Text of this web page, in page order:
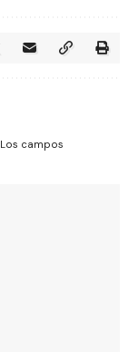
Los campos